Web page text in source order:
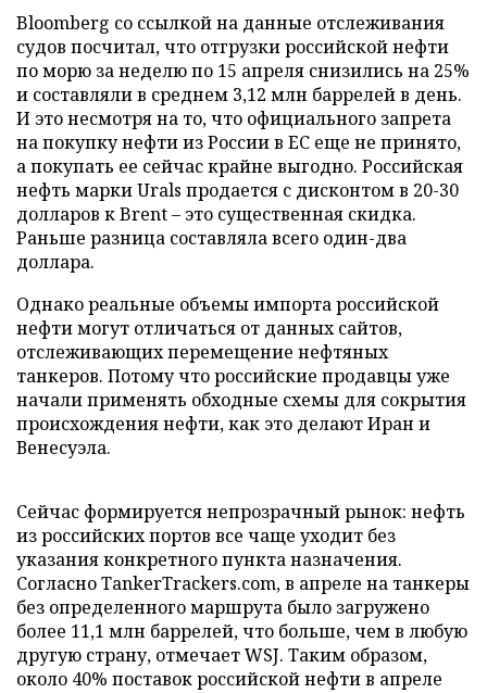
Bloomberg со ссылкой на данные отслеживания
судов посчитал, что отгрузки российской нефти
по морю за неделю по 15 апреля снизились на 25%
и составляли в среднем 3,12 млн баррелей в день.
И это несмотря на то, что официального запрета
на покупку нефти из России в ЕС еще не принято,
а покупать ее сейчас крайне выгодно. Российская
нефть марки Urals продается с дисконтом в 20-30
долларов к Brent – это существенная скидка.
Раньше разница составляла всего один-два
доллара.
Однако реальные объемы импорта российской
нефти могут отличаться от данных сайтов,
отслеживающих перемещение нефтяных
танкеров. Потому что российские продавцы уже
начали применять обходные схемы для сокрытия
происхождения нефти, как это делают Иран и
Венесуэла.
Сейчас формируется непрозрачный рынок: нефть
из российских портов все чаще уходит без
указания конкретного пункта назначения.
Согласно TankerTrackers.com, в апреле на танкеры
без определенного маршрута было загружено
более 11,1 млн баррелей, что больше, чем в любую
другую страну, отмечает WSJ. Таким образом,
около 40% поставок российской нефти в апреле